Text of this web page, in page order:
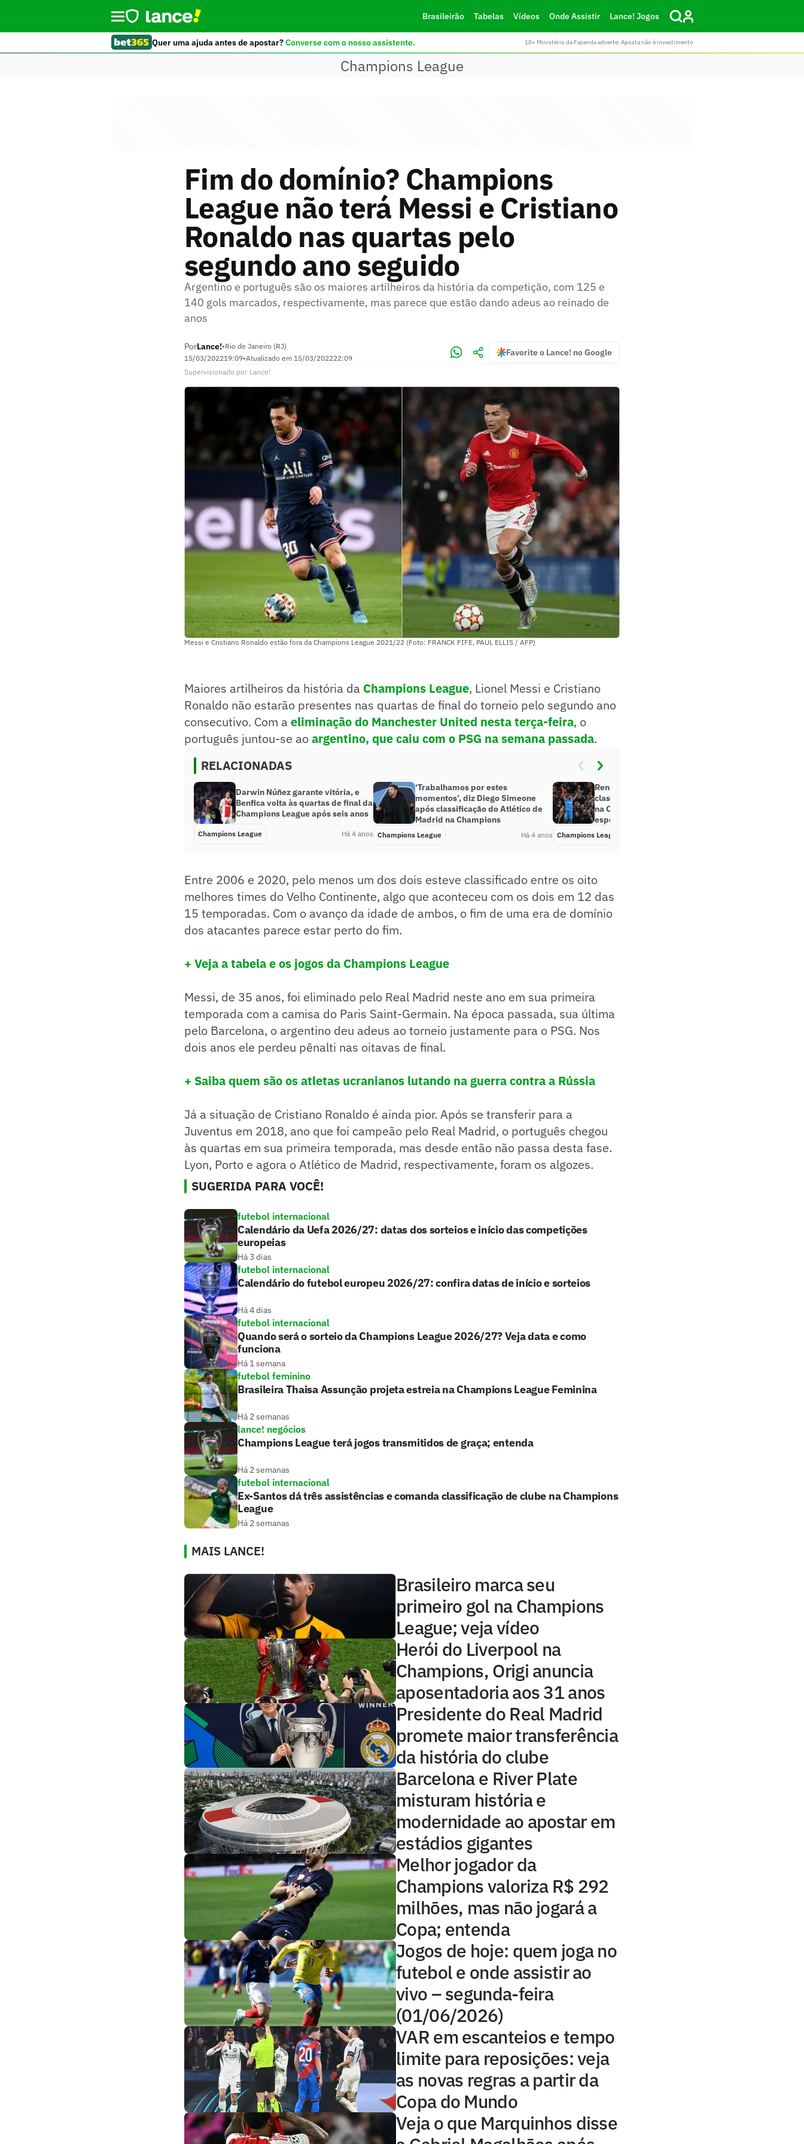
Brasileirão Tabelas Vídeos Onde Assistir Lance! Jogos
Quer uma ajuda antes de apostar?Converse com o nosso assistente. 18+ Ministério da Fazenda adverte: Aposta não é investimento
Champions League
Fim do domínio? Champions
League não terá Messi e Cristiano
Ronaldo nas quartas pelo
segundo ano seguido
Argentino e português são os maiores artilheiros da história da competição, com 125 e
140 gols marcados, respectivamente, mas parece que estão dando adeus ao reinado de
anos
PorLance!•Rio de Janeiro (RJ)
15/03/202219:09•Atualizado em 15/03/202222:09
Favorite o Lance! no Google
Supervisionado por Lance!
Messi e Cristiano Ronaldo estão fora da Champions League 2021/22 (Foto: FRANCK FIFE, PAUL ELLIS / AFP)
Maiores artilheiros da história da Champions League, Lionel Messi e Cristiano
Ronaldo não estarão presentes nas quartas de final do torneio pelo segundo ano
consecutivo. Com a eliminação do Manchester United nesta terça-feira, o
português juntou-se aoargentino, que caiu com o PSG na semana passada.
RELACIONADAS
Darwin Núñez garante vitória, e
Benfica volta às quartas de final da
Champions League após seis anos
Champions League Há 4 anos
‘Trabalhamos por estes
momentos’, diz Diego Simeone
após classificação do Atlético de
Madrid na Champions
Champions League Há 4 anos
Renan Lodi celebra gol e
classificação do Atlético de Madrid
na Champions: ‘É uma noite
especial’
Champions League
Entre 2006 e 2020, pelo menos um dos dois esteve classificado entre os oito
melhores times do Velho Continente, algo que aconteceu com os dois em 12 das
15 temporadas. Com o avanço da idade de ambos, o fim de uma era de domínio
dos atacantes parece estar perto do fim.
+ Veja a tabela e os jogos da Champions League
Messi, de 35 anos, foi eliminado pelo Real Madrid neste ano em sua primeira
temporada com a camisa do Paris Saint-Germain. Na época passada, sua última
pelo Barcelona, o argentino deu adeus ao torneio justamente para o PSG. Nos
dois anos ele perdeu pênalti nas oitavas de final.
+ Saiba quem são os atletas ucranianos lutando na guerra contra a Rússia
Já a situação de Cristiano Ronaldo é ainda pior. Após se transferir para a
Juventus em 2018, ano que foi campeão pelo Real Madrid, o português chegou
às quartas em sua primeira temporada, mas desde então não passa desta fase.
Lyon, Porto e agora o Atlético de Madrid, respectivamente, foram os algozes.
SUGERIDA PARA VOCÊ!
futebol internacional
Calendário da Uefa 2026/27: datas dos sorteios e início das competições
europeias
Há 3 dias
futebol internacional
Calendário do futebol europeu 2026/27: confira datas de início e sorteios
Há 4 dias
futebol internacional
Quando será o sorteio da Champions League 2026/27? Veja data e como
funciona
Há 1 semana
futebol feminino
Brasileira Thaisa Assunção projeta estreia na Champions League Feminina
Há 2 semanas
lance! negócios
Champions League terá jogos transmitidos de graça; entenda
Há 2 semanas
futebol internacional
Ex-Santos dá três assistências e comanda classificação de clube na Champions
League
Há 2 semanas
MAIS LANCE!
Brasileiro marca seu
primeiro gol na Champions
League; veja vídeo
Herói do Liverpool na
Champions, Origi anuncia
aposentadoria aos 31 anos
Presidente do Real Madrid
promete maior transferência
da história do clube
Barcelona e River Plate
misturam história e
modernidade ao apostar em
estádios gigantes
Melhor jogador da
Champions valoriza R$ 292
milhões, mas não jogará a
Copa; entenda
Jogos de hoje: quem joga no
futebol e onde assistir ao
vivo – segunda-feira
(01/06/2026)
VAR em escanteios e tempo
limite para reposições: veja
as novas regras a partir da
Copa do Mundo
Veja o que Marquinhos disse